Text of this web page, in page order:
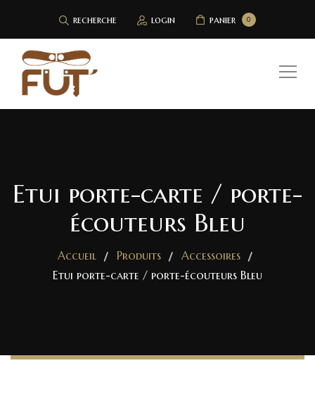
recherche login 0
panier
Etui porte-carte / porte-
écouteurs Bleu
Accueil Produits
Accessoires
Etui porte-carte / porte-écouteurs Bleu